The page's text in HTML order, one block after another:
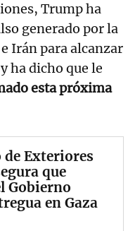
Trump ha
generado por la
Irán para alcanzar
y ha dicho que le
esta próxima
Exteriores
que
Gobierno
en Gaza